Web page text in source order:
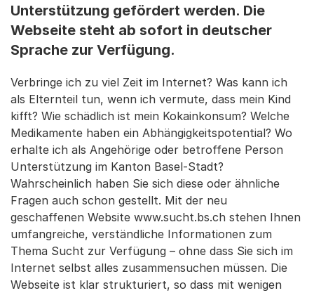
Unterstützung gefördert werden. Die
Webseite steht ab sofort in deutscher
Sprache zur Verfügung.
Verbringe ich zu viel Zeit im Internet? Was kann ich
als Elternteil tun, wenn ich vermute, dass mein Kind
kifft? Wie schädlich ist mein Kokainkonsum? Welche
Medikamente haben ein Abhängigkeitspotential? Wo
erhalte ich als Angehörige oder betroffene Person
Unterstützung im Kanton Basel-Stadt?
Wahrscheinlich haben Sie sich diese oder ähnliche
Fragen auch schon gestellt. Mit der neu
geschaffenen Website www.sucht.bs.ch stehen Ihnen
umfangreiche, verständliche Informationen zum
Thema Sucht zur Verfügung – ohne dass Sie sich im
Internet selbst alles zusammensuchen müssen. Die
Webseite ist klar strukturiert, so dass mit wenigen